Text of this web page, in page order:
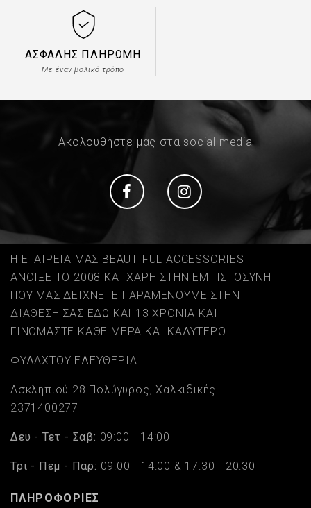
ΑΣΦΑΛΉΣ ΠΛΗΡΩΜΉ
Με έναν βολικό τρόπο
Ακολουθήστε μας στα social media
Social Social
Η ΕΤΑΙΡΕΙΑ ΜΑΣ BEAUTIFUL ACCESSORIES
ΑΝΟΙΞΕ ΤΟ 2008 ΚΑΙ ΧΑΡΗ ΣΤΗΝ ΕΜΠΙΣΤΟΣΥΝΗ
ΠΟΥ ΜΑΣ ΔΕΙΧΝΕΤΕ ΠΑΡΑΜΕΝΟΥΜΕ ΣΤΗΝ
ΔΙΑΘΕΣΗ ΣΑΣ ΕΔΩ ΚΑΙ 13 ΧΡΟΝΙΑ ΚΑΙ
ΓΙΝΟΜΑΣΤΕ ΚΑΘΕ ΜΕΡΑ ΚΑΙ ΚΑΛΥΤΕΡΟΙ...
ΦΥΛΑΧΤΟΥ ΕΛΕΥΘΕΡΙΑ
Ασκληπιού 28 Πολύγυρος, Χαλκιδικής
2371400277
Δευ - Τετ - Σαβ: 09:00 - 14:00
Τρι - Πεμ - Παρ: 09:00 - 14:00 & 17:30 - 20:30
ΠΛΗΡΟΦΟΡΙΕΣ